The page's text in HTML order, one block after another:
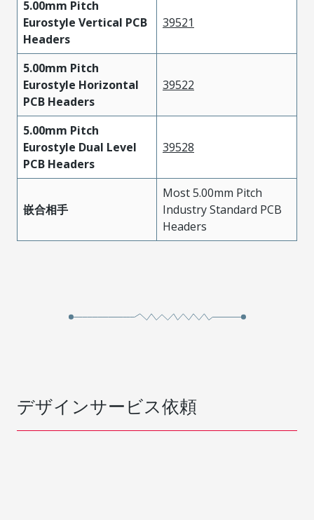
5.00mm Pitch
Eurostyle Vertical PCB
Headers
39521
5.00mm Pitch
Eurostyle Horizontal
PCB Headers
39522
5.00mm Pitch
Eurostyle Dual Level
PCB Headers
39528
嵌合相手
Most 5.00mm Pitch
Industry Standard PCB
Headers
デザインサービス依頼